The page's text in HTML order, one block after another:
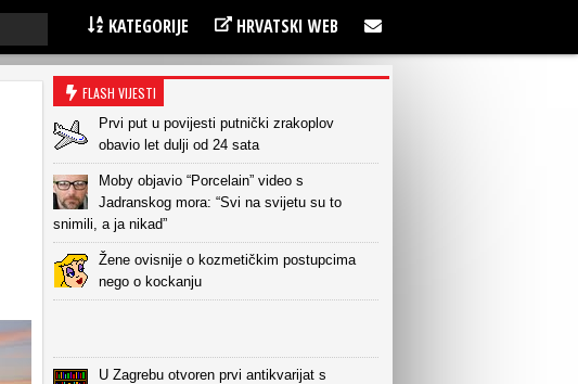
KATEGORIJE HRVATSKI WEB
FLASH VIJESTI
Prvi put u povijesti putnički zrakoplov
obavio let dulji od 24 sata
Moby objavio “Porcelain” video s
Jadranskog mora: “Svi na svijetu su to
snimili, a ja nikad”
Žene ovisnije o kozmetičkim postupcima
nego o kockanju
U Zagrebu otvoren prvi antikvarijat s